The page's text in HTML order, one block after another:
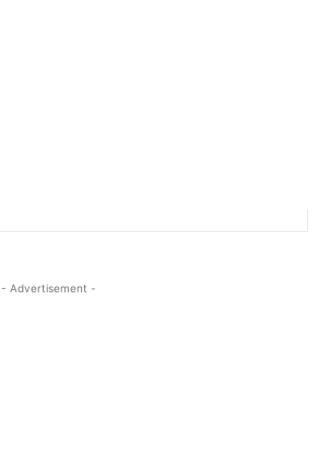
- Advertisement -